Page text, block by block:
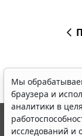
Мы
браузера и
аналитики в
исследований и
© ООО "НПП